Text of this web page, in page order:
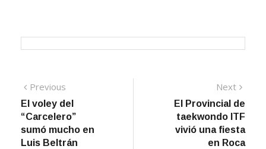
Navegación
de
entradas
Previous
post:
El voley del
“Carcelero”
sumó mucho en
Luis Beltrán
Next
El Provincial de
taekwondo ITF
vivió una fiesta
en Roca